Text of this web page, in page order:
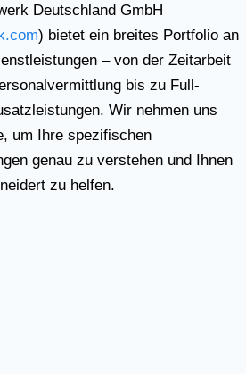
Deutschland GmbH
) bietet ein breites Portfolio an
– von der Zeitarbeit
bis zu Full-
Wir nehmen uns
um Ihre spezifischen
genau zu verstehen und Ihnen
zu helfen.